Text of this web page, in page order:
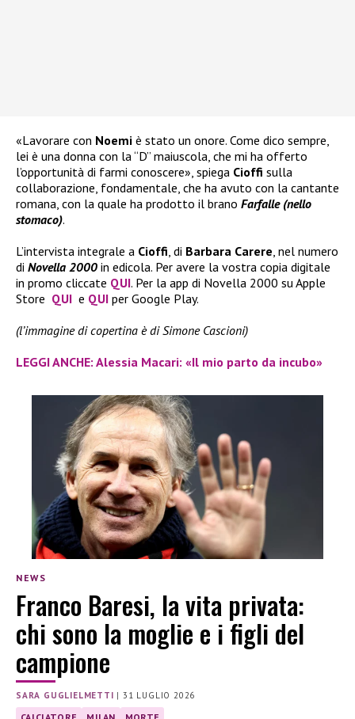
«Lavorare con Noemi è stato un onore. Come dico sempre,
lei è una donna con la “D” maiuscola, che mi ha offerto
l’opportunità di farmi conoscere», spiega Cioffi sulla
collaborazione, fondamentale, che ha avuto con la cantante
romana, con la quale ha prodotto il brano Farfalle (nello
stomaco).
L’intervista integrale a Cioffi , di Barbara Carere , nel numero
di Novella 2000 in edicola. Per avere la vostra copia digitale
in promo cliccate QUI. Per la app di Novella 2000 su Apple
Store QUI e QUI per Google Play.
(l’immagine di copertina è di Simone Cascioni)
LEGGI ANCHE: Alessia Macari: «Il mio parto da incubo»
NEWS
Franco Baresi, la vita privata:
chi sono la moglie e i figli del
campione
SARA GUGLIELMETTI |31 LUGLIO 2026